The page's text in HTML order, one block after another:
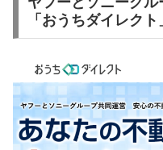
「おうちダイレクト